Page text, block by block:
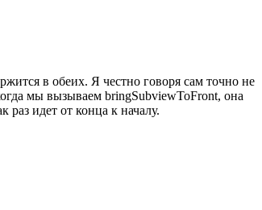
в обеих. Я честно говоря сам точно не
мы вызываем bringSubviewToFront, она
раз идет от конца к началу.